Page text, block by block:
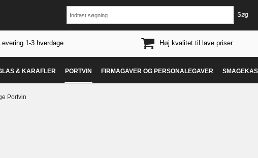
Søg
Levering 1-3 hverdage Høj kvalitet til lave priser
& KARAFLER PORTVIN FIRMAGAVER OG PERSONALEGAVER
Portvin